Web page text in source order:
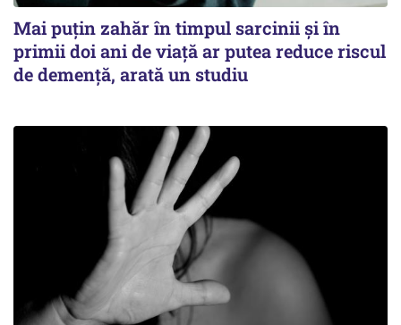
Mai puțin zahăr în timpul sarcinii și în
primii doi ani de viață ar putea reduce riscul
de demență, arată un studiu